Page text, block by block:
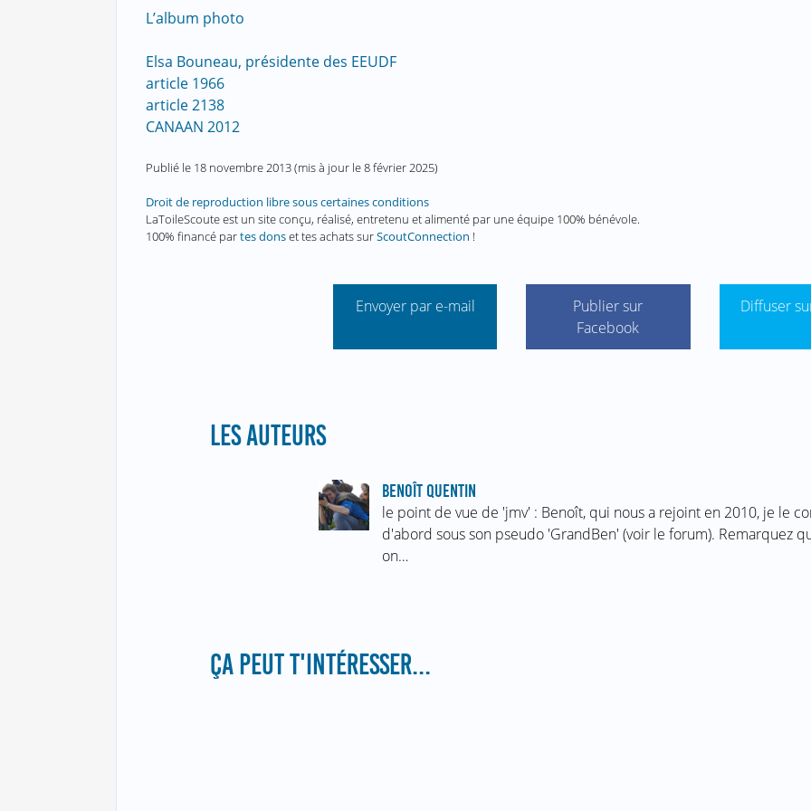
L’album photo
Elsa Bouneau, présidente des EEUDF
article 1966
article 2138
CANAAN 2012
Publié le 18 novembre 2013(mis à jour le8 février 2025)
Droit de reproduction libre sous certaines conditions
LaToileScoute est un site conçu, réalisé, entretenu et alimenté par une équipe 100% bénévole.
100% financé partes donset tes achats surScoutConnection !
Envoyer par e-mail
Publier sur
Facebook
Diffuser
LES AUTEURS
BENOÎT QUENTIN
le point de vue de 'jmv' : Benoît, qui nous a rejoint en 2010, je le
d'abord sous son pseudo 'GrandBen' (voir le forum). Remarquez
on…
ÇA PEUT T'INTÉRESSER...